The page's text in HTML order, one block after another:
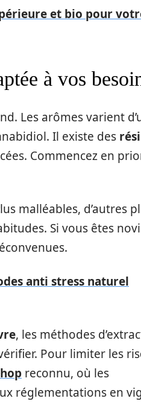
et bio pour
à vos
Les arômes varient
Il existe des
Commencez en
malléables, d’autres
Si vous êtes
anti stress naturel
, les méthodes
Pour limiter les
reconnu, où les
réglementations en